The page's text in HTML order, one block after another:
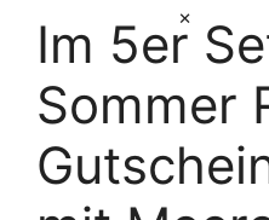
×
Im 5er
Sommer